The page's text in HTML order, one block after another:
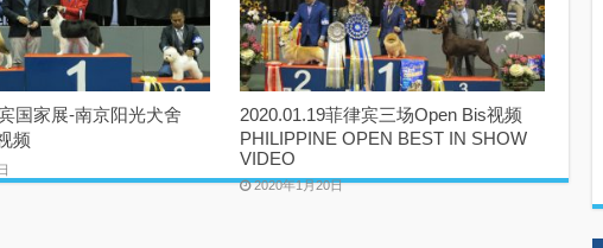
国家展-南京阳光犬舍
频
2020.01.19菲律宾三场Open Bis视频
PHILIPPINE OPEN BEST IN SHOW
VIDEO
2020年1月20日